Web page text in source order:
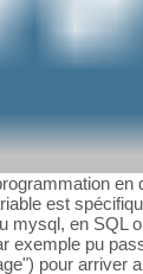
en
est
mysql, en SQL
exemple pu
pour arriver